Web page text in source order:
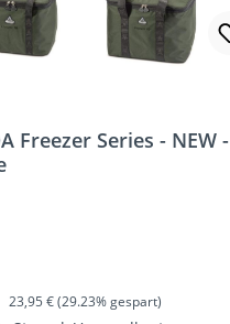
Freezer Series - NEW -
Regulärer Preis:
23,95 €(29.23% gespart)